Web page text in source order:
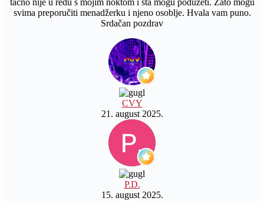
tačno nije u redu s mojim noktom i šta mogu poduzeti. Zato mogu
svima preporučiti menadžerku i njeno osoblje. Hvala vam puno.
Srdačan pozdrav
CVY
21. august 2025.
P.D.
15. august 2025.